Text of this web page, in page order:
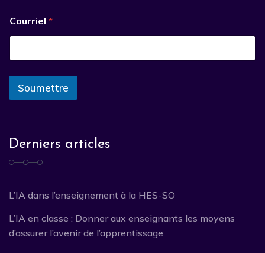
Courriel *
Soumettre
Derniers articles
L’IA dans l’enseignement à la HES-SO
L’IA en classe : Donner aux enseignants les moyens
d’assurer l’avenir de l’apprentissage